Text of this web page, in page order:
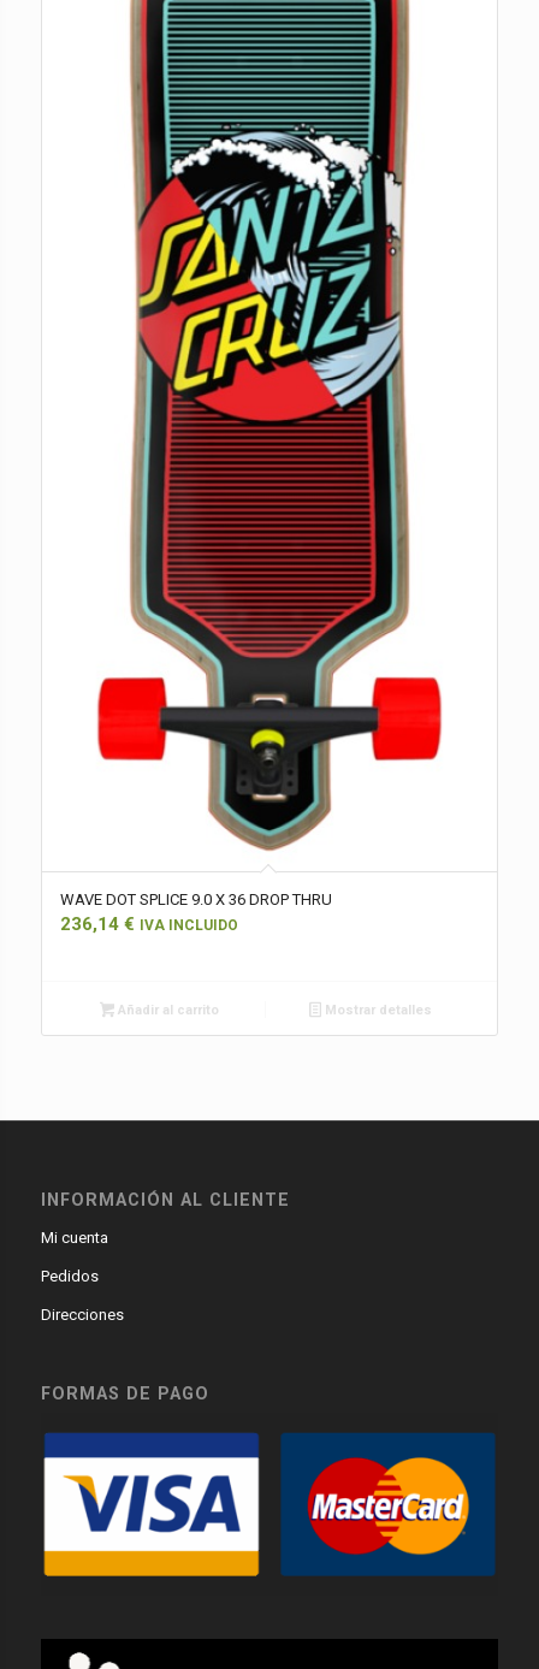
WAVE DOT SPLICE 9.0 X 36 DROP THRU
236,14 € IVA INCLUIDO
Añadir al carrito Mostrar detalles
INFORMACIÓN AL CLIENTE
Mi cuenta
Pedidos
Direcciones
FORMAS DE PAGO